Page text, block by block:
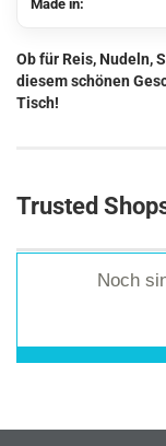
Made in:
Ob für Reis, Nudeln,
diesem schönen
Tisch!
Trusted
Noch